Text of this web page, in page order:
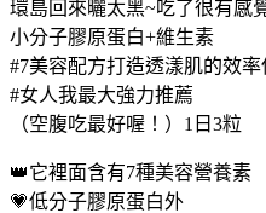
錠
120
粒
數
量
環島回來曬太黑~吃了很有感
小分子膠原蛋白+維生素
#7美容配方打造透漾肌的效率
#女人我最大強力推薦
（空腹吃最好喔！）1日3粒
👑它裡面含有7種美容營養素
💗低分子膠原蛋白外